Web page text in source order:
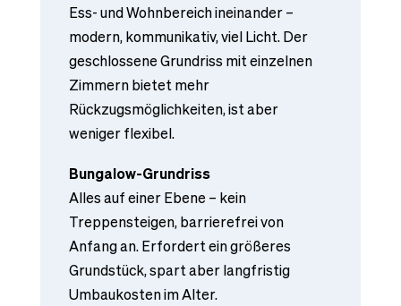
Ess- und Wohnbereich ineinander –
modern, kommunikativ, viel Licht. Der
geschlossene Grundriss mit einzelnen
Zimmern bietet mehr
Rückzugsmöglichkeiten, ist aber
weniger flexibel.
Bungalow-Grundriss
Alles auf einer Ebene – kein
Treppensteigen, barrierefrei von
Anfang an. Erfordert ein größeres
Grundstück, spart aber langfristig
Umbaukosten im Alter.